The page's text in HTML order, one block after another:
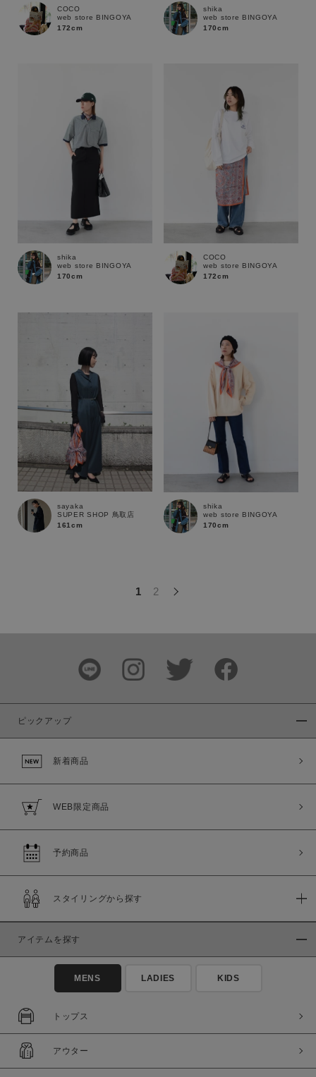
この条件で絞り込む
COCO
web store BINGOYA
172cm
shika
web store BINGOYA
170cm
shika
web store BINGOYA
170cm
COCO
web store BINGOYA
172cm
sayaka
SUPER SHOP 鳥取店
161cm
shika
web store BINGOYA
170cm
1 2
ピックアップ
新着商品
WEB限定商品
予約商品
スタイリングから探す
アイテムを探す
MENS LADIES KIDS
トップス
アウター